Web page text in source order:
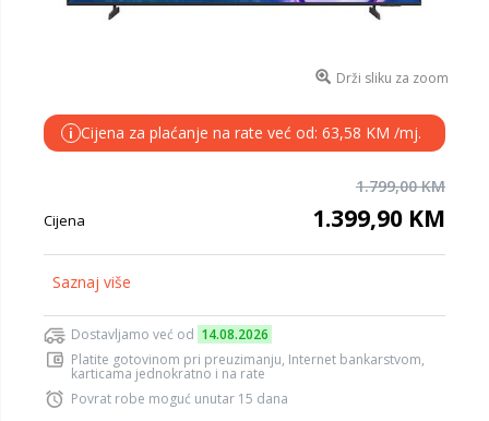
Drži sliku za zoom
i Cijena za plaćanje na rate već od: 63,58 KM /mj.
1.799,00 KM
Cijena 1.399,90 KM
Saznaj više
Dostavljamo već od 14.08.2026
Platite gotovinom pri preuzimanju, Internet bankarstvom,
karticama jednokratno i na rate
Povrat robe moguć unutar 15 dana